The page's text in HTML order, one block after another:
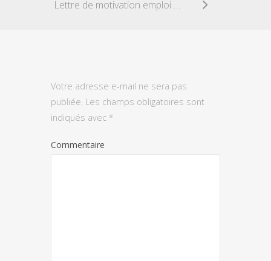
Lettre de motivation emploi saisonnier en mairie
Votre adresse e-mail ne sera pas
publiée. Les champs obligatoires sont
indiqués avec *
Commentaire